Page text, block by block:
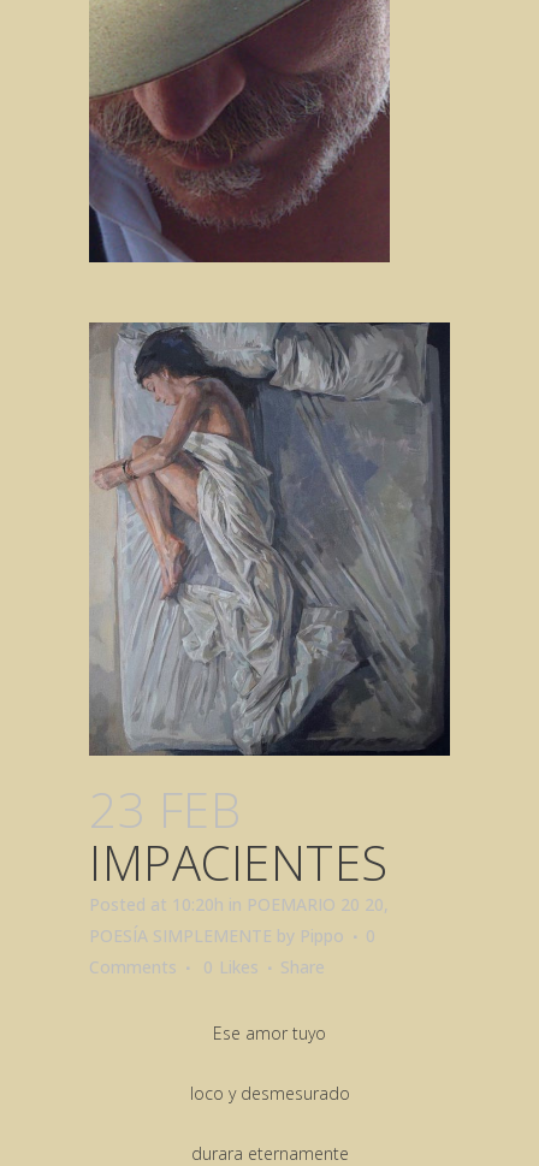
23 FEB
IMPACIENTES
Posted at 10:20h in POEMARIO 20 20,
POESÍA SIMPLEMENTE by Pippo
0
Comments
0 Likes Share
Ese amor tuyo
loco y desmesurado
durara eternamente